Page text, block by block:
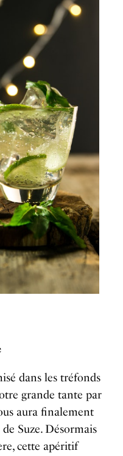
dans les tréfonds
grande tante par
aura finalement
Suze. Désormais
cette apéritif